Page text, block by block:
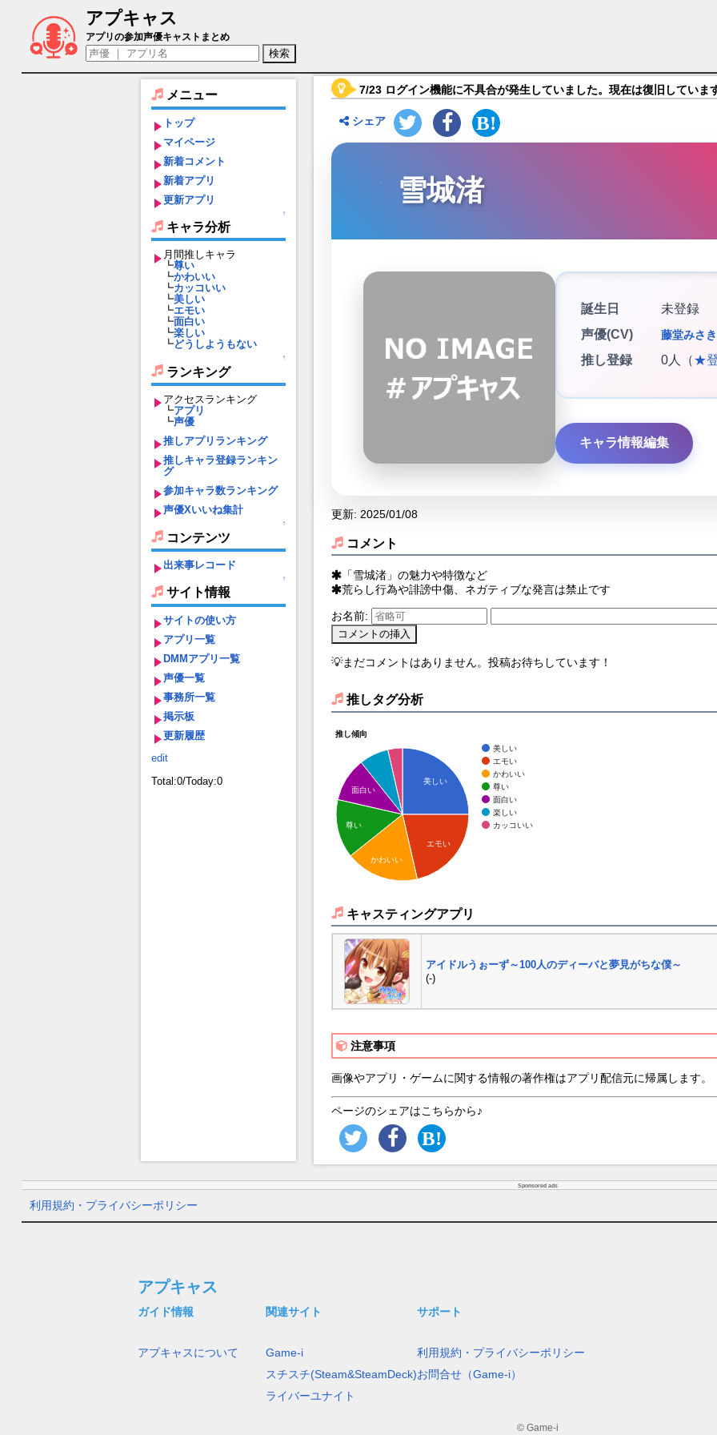
アプキャス
雪城渚（声優：藤堂みさき)【アイドルうぉーず～100人のディーバと夢見がちな僕～】キャラ紹
アプリの参加声優キャストまとめ
メニュー
トップ
マイページ
新着コメント
新着アプリ
更新アプリ
↑
キャラ分析
月間推しキャラ
┗尊い
┗かわいい
┗カッコいい
┗美しい
┗エモい
┗面白い
┗楽しい
┗どうしようもない
↑
ランキング
アクセスランキング
┗アプリ
┗声優
推しアプリランキング
推しキャラ登録ランキン
グ
参加キャラ数ランキング
声優Xいいね集計
↑
コンテンツ
出来事レコード
↑
サイト情報
サイトの使い方
アプリ一覧
DMMアプリ一覧
声優一覧
事務所一覧
掲示板
更新履歴
edit
Total:0/Today:0
7/23 ログイン機能に不具合が発生していました。現在は復旧していま
シェア
雪城渚
誕生日
未登録
声優(CV)
藤堂みさき
推し登録 0人（★
キャラ情報編集
更新: 2025/01/08
コメント
「雪城渚」の魅力や特徴など
荒らし行為や誹謗中傷、ネガティブな発言は禁止です
お名前:
💡まだコメントはありません。投稿お待ちしています！
推しタグ分析
推し傾向
美しい
エモい
かわいい
尊い
面白い
楽しい
カッコいい
美しい
エモい
面白い
尊い
かわいい
キャスティングアプリ
アイドルうぉーず～100人のディーバと夢見がちな僕～
(-)
注意事項
画像やアプリ・ゲームに関する情報の著作権はアプリ配信元に帰属します。
ページのシェアはこちらから♪
Sponsored ads
利用規約・プライバシーポリシー
アプキャス
ガイド情報
アプキャスについて
関連サイト
Game-i
スチスチ(Steam&SteamDeck)
ライバーユナイト
サポート
利用規約・プライバシーポリシー
お問合せ（Game-i）
© Game-i